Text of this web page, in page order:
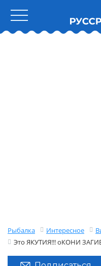
Рыбалка Интересное
Это ЯКУТИЯ!!! оКОНИ